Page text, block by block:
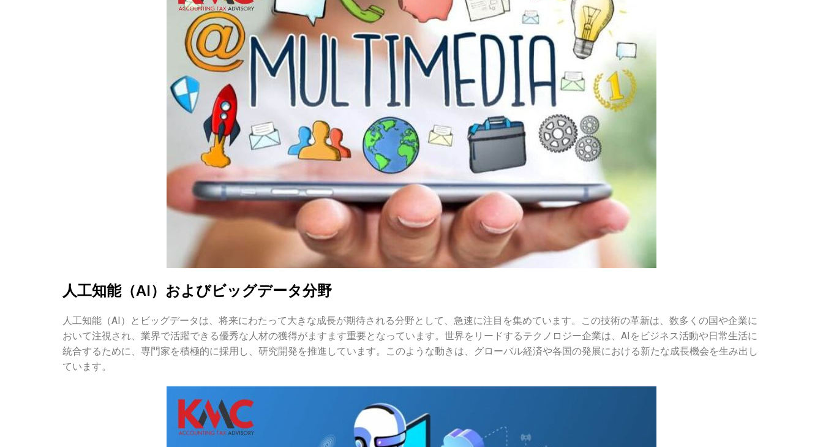
人工知能（AI）およびビッグデータ分野
人工知能（AI）とビッグデータは、将来にわたって大きな成長が期待される分野として、急速に注目を集めています。この技術の革新は、数多くの国や企業に
おいて注視され、業界で活躍できる優秀な人材の獲得がますます重要となっています。世界をリードするテクノロジー企業は、AIをビジネス活動や日常生活に
統合するために、専門家を積極的に採用し、研究開発を推進しています。このような動きは、グローバル経済や各国の発展における新たな成長機会を生み出し
ています。